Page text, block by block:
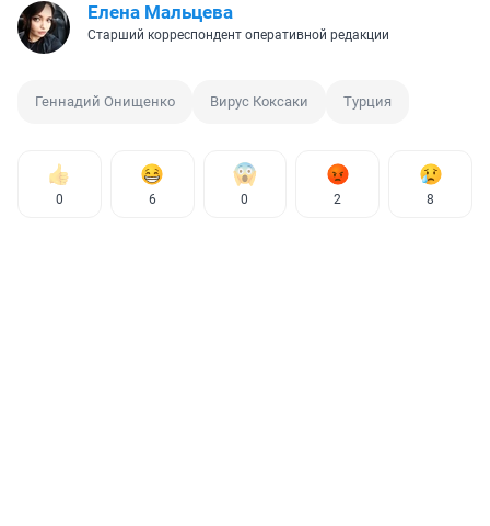
Елена Мальцева
Старший корреспондент оперативной редакции
Геннадий Онищенко Вирус Коксаки Турция
0 6 0 2 8